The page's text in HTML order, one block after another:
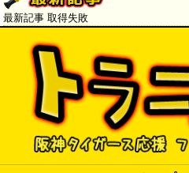
最新記事 取得失敗